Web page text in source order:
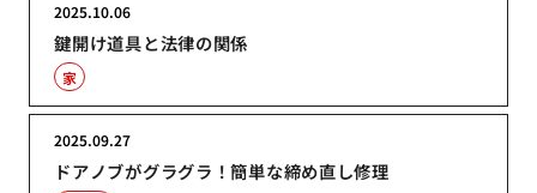
鍵開け道具と法律の関係
2025.10.06
家
ドアノブがグラグラ！簡単な締め直し修理
2025.09.27